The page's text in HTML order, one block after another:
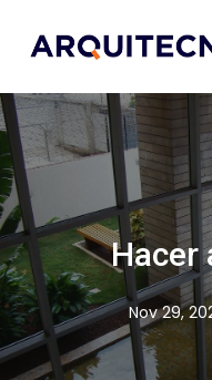
Hacer
Nov 29,